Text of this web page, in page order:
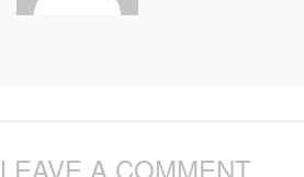
LEAVE A COMMENT